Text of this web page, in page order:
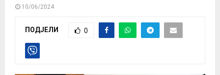
10/06/2024
ПОДЈЕЛИ 0